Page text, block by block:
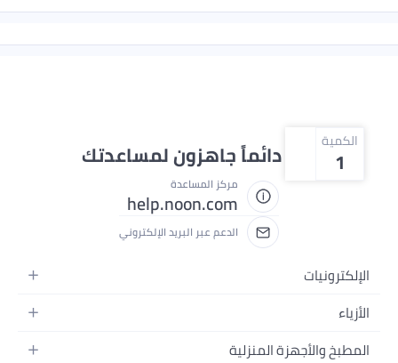
الكمية نحن دائماً جاهزون لمساعدتك
مركز المساعدة
help.noon.com
الدعم عبر البريد الإلكتروني
الإلكترونيات
الجوالات
اللابتوبات
الأزياء
أزياء نسائية
المطبخ والأجهزة المنزلية